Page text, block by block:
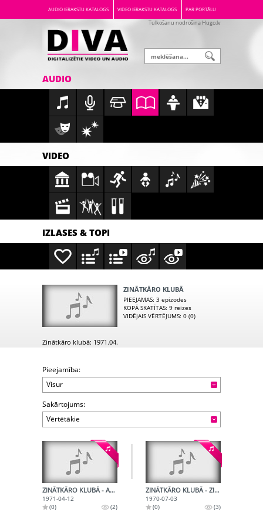
AUDIO IERAKSTU KATALOGS VIDEO IERAKSTU KATALOGS PAR PORTĀLU
Tulkošanu nodrošina Hugo.lv
AUDIO
VIDEO
IZLASES & TOPI
ZINĀTKĀRO KLUBĀ
PIEEJAMAS: 3 epizodes
KOPĀ SKATĪTAS: 9 reizes
VIDĒJAIS VĒRTĒJUMS: 0 (0)
Zinātkāro klubā: 1971.04.
Pieejamība:
Visur
Sakārtojums:
Vērtētākie
ZINĀTKĀRO KLUBĀ - AUGU IZPLATĪŠANĀS
1971-04-12
(0)
(2)
ZINĀTKĀRO KLUBĀ - ZIEMAS MIERA PERIODS
1970-07-03
(0)
(3)